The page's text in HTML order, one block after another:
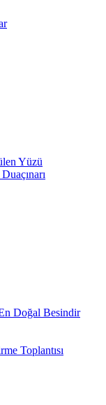
Yüzü
Doğal Besindir
Toplantısı